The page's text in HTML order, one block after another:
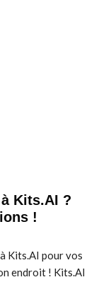
Kits.AI ?
!
Kits.AI pour vos
endroit ! Kits.AI